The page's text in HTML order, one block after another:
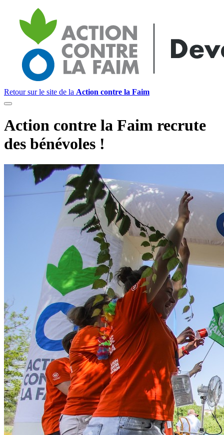
Retour sur le site de la Action contre la Faim
Action contre la Faim recrute
des bénévoles !